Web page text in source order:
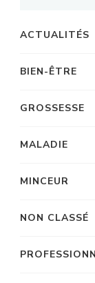
ACTUALITÉS
BIEN-ÊTRE
GROSSESSE
MALADIE
MINCEUR
NON CLASSÉ